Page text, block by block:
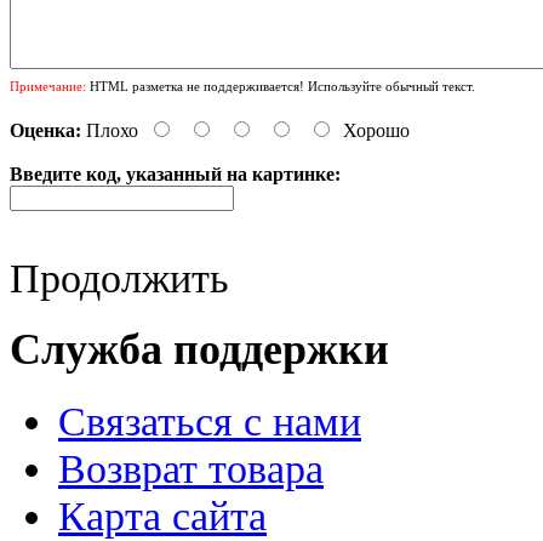
Примечание: HTML разметка не поддерживается! Используйте обычный текст.
Оценка: Плохо Хорошо
Введите код, указанный на картинке:
Продолжить
Служба поддержки
Связаться с нами
Возврат товара
Карта сайта